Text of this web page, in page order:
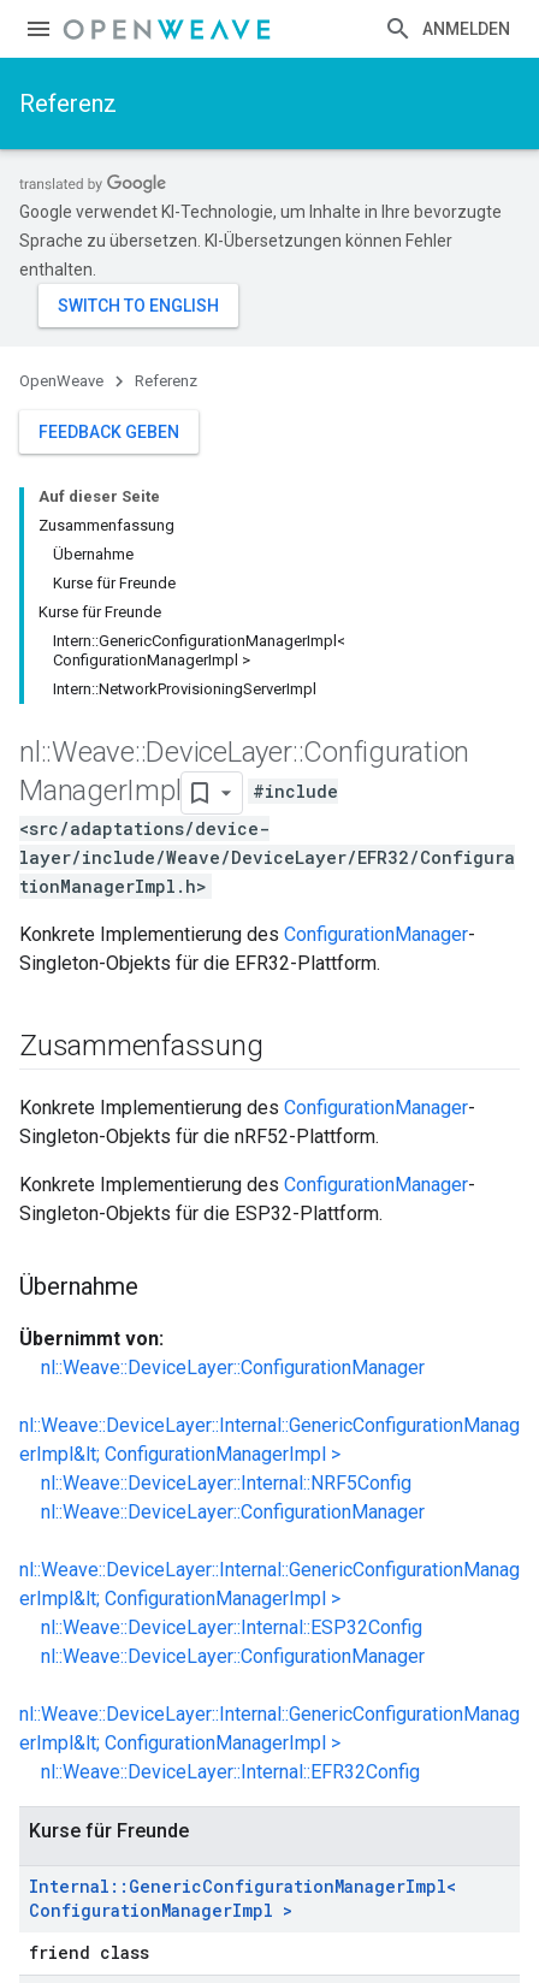
ANMELDEN
Referenz
Google verwendet KI-Technologie, um Inhalte in Ihre bevorzugte
Sprache zu übersetzen. KI-Übersetzungen können Fehler
enthalten.
OpenWeave Referenz
FEEDBACK GEBEN
Auf dieser Seite
Zusammenfassung
Übernahme
Kurse für Freunde
Kurse für Freunde
Intern::GenericConfigurationManagerImpl<
ConfigurationManagerImpl >
Intern::NetworkProvisioningServerImpl
nl ::Weave::DeviceLayer::Configuration
ManagerImpl
#include
<src/adaptations/device-
layer/include/Weave/DeviceLayer/EFR32/Configura
tionManagerImpl.h>
Konkrete Implementierung des ConfigurationManager-
Singleton-Objekts für die EFR32-Plattform.
Zusammenfassung
Konkrete Implementierung des ConfigurationManager-
Singleton-Objekts für die nRF52-Plattform.
Konkrete Implementierung des ConfigurationManager-
Singleton-Objekts für die ESP32-Plattform.
Übernahme
Übernimmt von:
nl::Weave::DeviceLayer::ConfigurationManager
nl::Weave::DeviceLayer::Internal::GenericConfigurationManag
erImpl&lt; ConfigurationManagerImpl >
nl::Weave::DeviceLayer::Internal::NRF5Config
nl::Weave::DeviceLayer::ConfigurationManager
nl::Weave::DeviceLayer::Internal::GenericConfigurationManag
erImpl&lt; ConfigurationManagerImpl >
nl::Weave::DeviceLayer::Internal::ESP32Config
nl::Weave::DeviceLayer::ConfigurationManager
nl::Weave::DeviceLayer::Internal::GenericConfigurationManag
erImpl&lt; ConfigurationManagerImpl >
nl::Weave::DeviceLayer::Internal::EFR32Config
Kurse für Freunde
Internal :: GenericConfigurationManagerImpl<
ConfigurationManagerImpl >
friend class